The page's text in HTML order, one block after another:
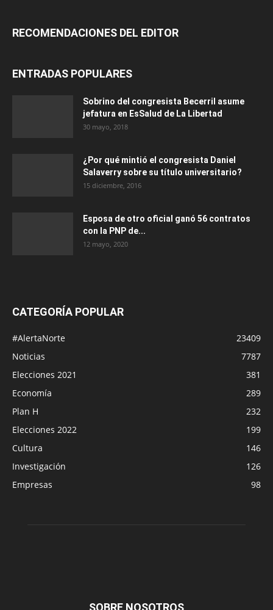
RECOMENDACIONES DEL EDITOR
ENTRADAS POPULARES
Sobrino del congresista Becerril asume
jefatura en EsSalud de La Libertad
30 mayo, 2018
¿Por qué mintió el congresista Daniel
Salaverry sobre su título universitario?
15 diciembre, 2016
Esposa de otro oficial ganó 56 contratos
con la PNP de...
12 mayo, 2020
CATEGORÍA POPULAR
#AlertaNorte
23409
Noticias
7787
Elecciones 2021
381
Economía
289
Plan H
232
Elecciones 2022
199
Cultura
146
Investigación
126
Empresas
98
SOBRE NOSOTROS